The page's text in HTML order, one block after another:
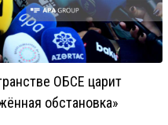
ОБСЕ царит
обстановка»